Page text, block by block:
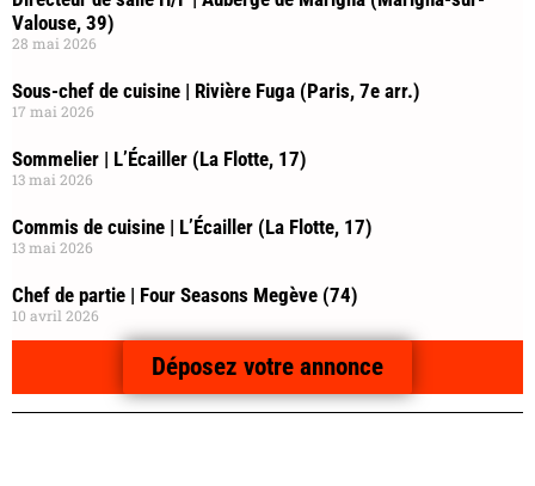
Valouse, 39)
28 mai 2026
Sous-chef de cuisine | Rivière Fuga (Paris, 7e arr.)
17 mai 2026
Sommelier | L’Écailler (La Flotte, 17)
13 mai 2026
Commis de cuisine | L’Écailler (La Flotte, 17)
13 mai 2026
Chef de partie | Four Seasons Megève (74)
10 avril 2026
Déposez votre annonce